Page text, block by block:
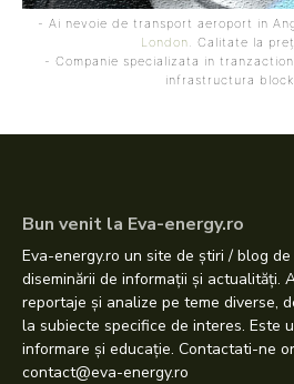
- Ai nevoie de transport aeroport in
London . Calitate la
- Companie specializata in
infrastructura
Bun venit la Eva-energy.ro
Eva-energy.ro un site de știri / blog
diseminării de informații și actualități.
reportaje și analize pe teme diverse,
la subiecte specifice de interes. Este
informare și educație. Contactati-ne
contact@eva-energy.ro